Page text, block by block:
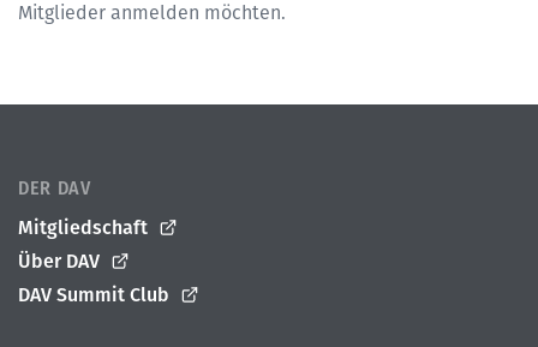
Mitglieder anmelden möchten.
DER DAV
Mitgliedschaft
Über DAV
DAV Summit Club